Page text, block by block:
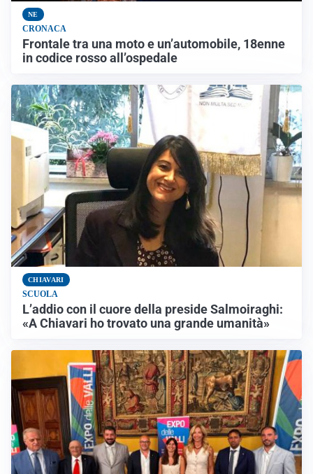
NE
CRONACA
Frontale tra una moto e un’automobile, 18enne
in codice rosso all’ospedale
CHIAVARI
SCUOLA
L’addio con il cuore della preside Salmoiraghi:
«A Chiavari ho trovato una grande umanità»